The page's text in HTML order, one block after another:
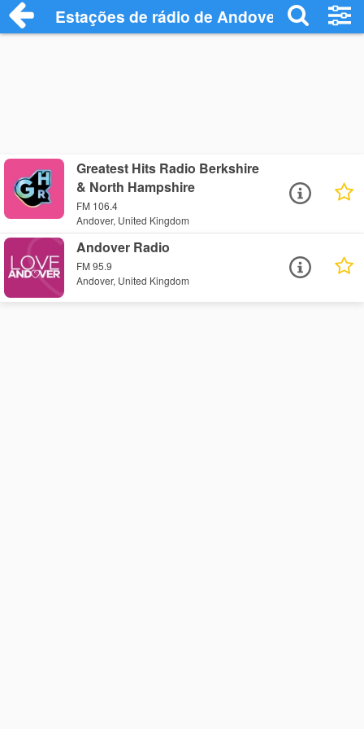
Estações de rádio de Andover - Ouça
Greatest Hits Radio Berkshire
& North Hampshire
FM 106.4
Andover, United Kingdom
Andover Radio
FM 95.9
Andover, United Kingdom